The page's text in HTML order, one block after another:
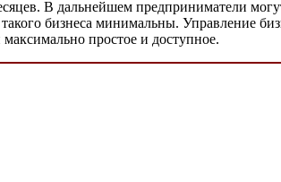
В дальнейшем предприниматели
бизнеса минимальны. Управление
простое и доступное.